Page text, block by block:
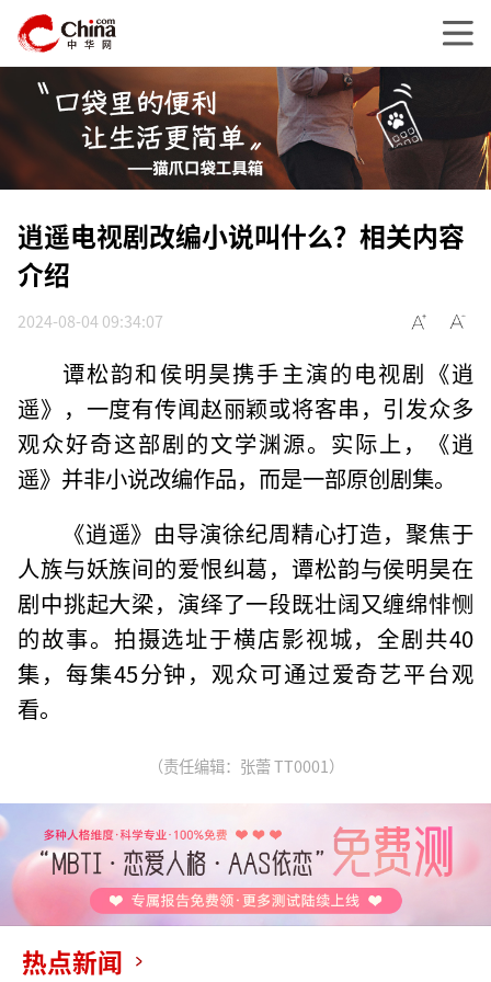
逍遥电视剧改编小说叫什么？相关内容
介绍
2024-08-04 09:34:07
谭松韵和侯明昊携手主演的电视剧《逍
遥》，一度有传闻赵丽颖或将客串，引发众多
观众好奇这部剧的文学渊源。实际上，《逍
遥》并非小说改编作品，而是一部原创剧集。
《逍遥》由导演徐纪周精心打造，聚焦于
人族与妖族间的爱恨纠葛，谭松韵与侯明昊在
剧中挑起大梁，演绎了一段既壮阔又缠绵悱恻
的故事。拍摄选址于横店影视城，全剧共40
集，每集45分钟，观众可通过爱奇艺平台观
看。
（责任编辑：张蕾 TT0001）
热点新闻